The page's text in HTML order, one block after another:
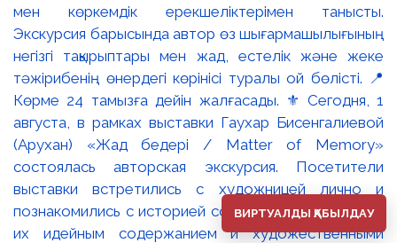
мен көркемдік ерекшеліктерімен танысты.
Экскурсия барысында автор өз шығармашылығының
негізгі тақырыптары мен жад, естелік және жеке
тәжірибенің өнердегі көрінісі туралы ой бөлісті. 📍
Көрме 24 тамызға дейін жалғасады. ⚜️ Сегодня, 1
августа, в рамках выставки Гаухар Бисенгалиевой
(Арухан) «Жад бедері / Matter of Memory»
состоялась авторская экскурсия. Посетители
выставки встретились с художницей лично и
познакомились с историей создания произведений,
их идейным содержанием и художественными
ВИРТУАЛДЫ ҚАБЫЛДАУ